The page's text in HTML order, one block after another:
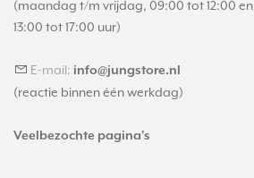
(maandag t/m vrijdag, 09:00 tot 12:00 en
13:00 tot 17:00 uur)
E-mail: info@jungstore.nl
(reactie binnen één werkdag)
Veelbezochte pagina's